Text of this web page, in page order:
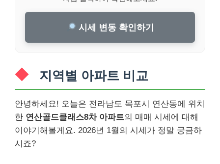
시세 변동 확인하기
지역별 아파트 비교
안녕하세요! 오늘은 전라남도 목포시 연산동에 위치
한 연산골드클래스8차 아파트의 매매 시세에 대해
이야기해볼게요. 2026년 1월의 시세가 정말 궁금하
시죠?